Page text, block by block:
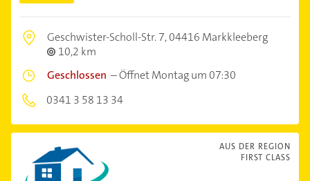
Geschwister-Scholl-Str. 7,04416 Markkleeberg
10,2 km
Geschlossen –Öffnet Montag um 07:30
0341 3 58 13 34
AUS DER REGION
FIRST CLASS